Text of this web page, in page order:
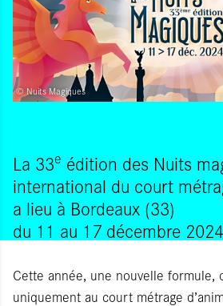
© Nuits Magiques
La 33e édition des Nuits
international du court
a lieu à Bordeaux (33)
du 11 au 17 décembre
Cette année, une nouvelle formule,
uniquement au court métrage